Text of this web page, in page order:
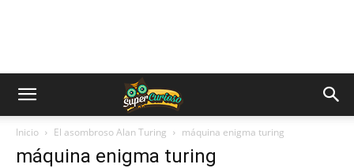
Inicio El asombroso Alan Turing máquina enigma turing
máquina enigma turing